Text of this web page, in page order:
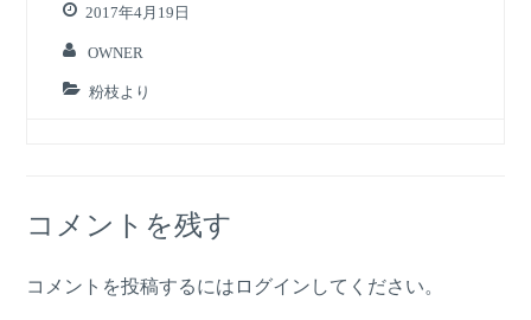
2017年4月19日
OWNER
粉枝より
コメントを残す
コメントを投稿するには ログイン してください。